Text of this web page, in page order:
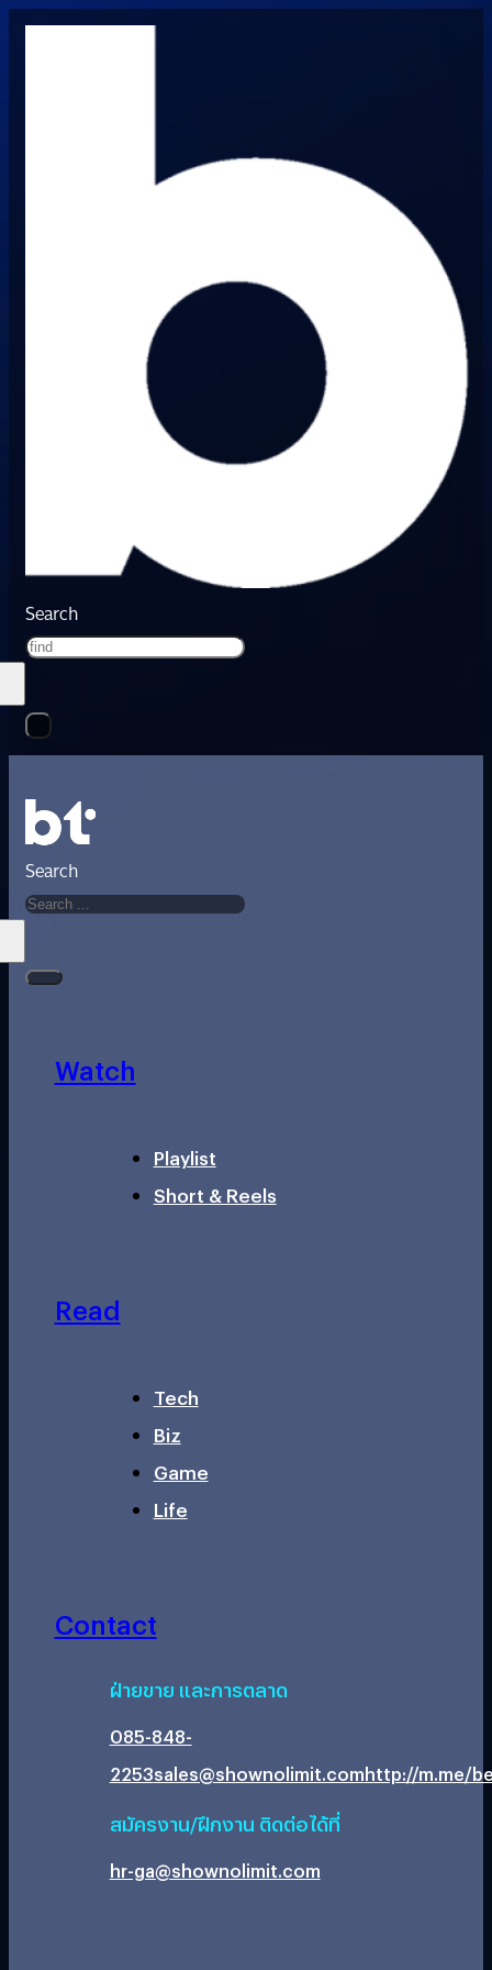
Search
Search
Watch
Playlist
Short & Reels
Read
Tech
Biz
Game
Life
Contact
ฝ่ายขาย และการตลาด
085-848-
2253sales@shownolimit.comhttp://m.me/
สมัครงาน/ฝึกงาน ติดต่อได้ที่
hr-ga@shownolimit.com